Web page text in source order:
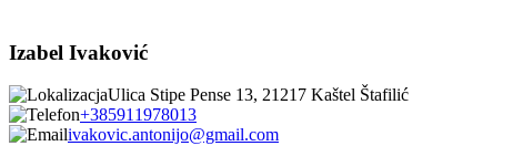
Izabel Ivaković
Ulica Stipe Pense 13, 21217 Kaštel Štafilić
+385911978013
ivakovic.antonijo@gmail.com